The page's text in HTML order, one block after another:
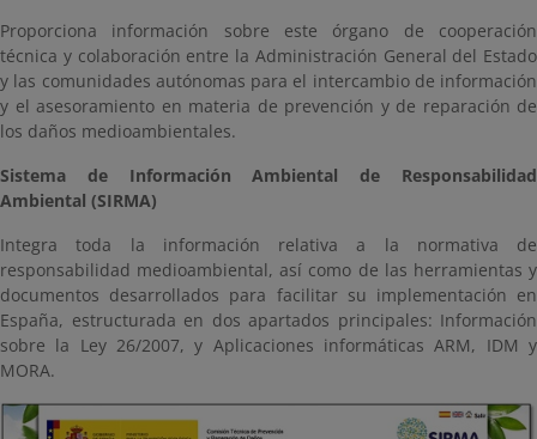
Proporciona información sobre este órgano de cooperación
técnica y colaboración entre la Administración General del Estado
y las comunidades autónomas para el intercambio de información
y el asesoramiento en materia de prevención y de reparación de
los daños medioambientales.
Sistema de Información Ambiental de Responsabilidad
Ambiental (SIRMA)
Integra toda la información relativa a la normativa de
responsabilidad medioambiental, así como de las herramientas y
documentos desarrollados para facilitar su implementación en
España, estructurada en dos apartados principales: Información
sobre la Ley 26/2007, y Aplicaciones informáticas ARM, IDM y
MORA.